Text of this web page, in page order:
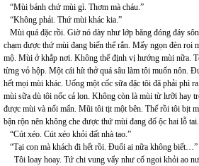
“Mùi bánh chứ mùi gì. Thơm mà cháu.”
“Không phải. Thứ mùi khác kia.”
Mùi quá đặc rồi. Giờ nó dày như lớp băng đóng đáy
chạm được thứ mùi đang biến thể rắn. Mấy ngọn đèn rọi
mộ. Mùi ở khắp nơi. Không thể định vị hướng mùi nữa.
từng vỏ hộp. Một cái hít thở quá sâu làm tôi muốn nôn.
hết mọi mùi khác. Uống một cốc sữa đặc tôi đã phải phì
mùi sữa dù tôi nốc cả lon. Không còn là mùi từ lưỡi hay
được mùi và nổi mẩn. Mũi tôi tịt một bên. Thế rồi tôi bịt
bận rộn nên không che được thứ mùi đang đổ ộc hai lỗ tai.
“Cút xéo. Cút xéo khỏi đất nhà tao.”
“Tại con mà khách đi hết rồi. Đuổi ai nữa không biết…”
Tôi loay hoay. Tứ chi vung vẩy như cố ngoi khỏi ao